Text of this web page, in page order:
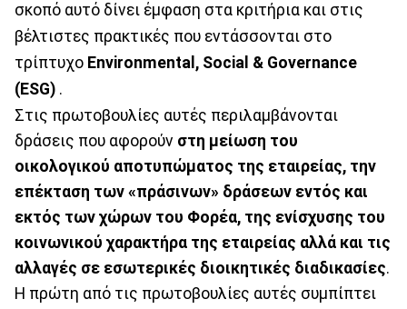
σκοπό αυτό δίνει έμφαση στα κριτήρια και στις
βέλτιστες πρακτικές που εντάσσονται στο
τρίπτυχο Environmental, Social & Governance
(ESG) .
Στις πρωτοβουλίες αυτές περιλαμβάνονται
δράσεις που αφορούν στη μείωση του
οικολογικού αποτυπώματος της εταιρείας, την
επέκταση των «πράσινων» δράσεων εντός και
εκτός των χώρων του Φορέα, της ενίσχυσης του
κοινωνικού χαρακτήρα της εταιρείας αλλά και τις
αλλαγές σε εσωτερικές διοικητικές διαδικασίες.
Η πρώτη από τις πρωτοβουλίες αυτές συμπίπτει